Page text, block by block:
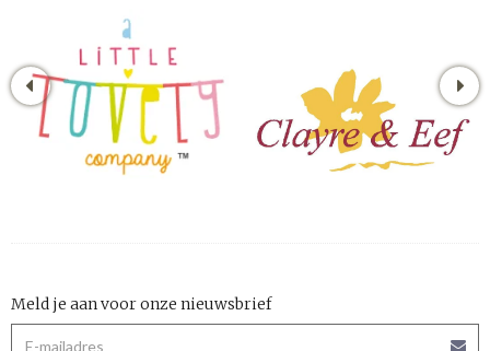
Meld je aan voor onze nieuwsbrief